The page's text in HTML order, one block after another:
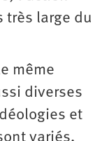
très large du
même
diverses
et